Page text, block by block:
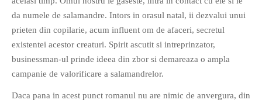
Clasicul „Despre mine…”
Contact
Descarca povestirea Floare
Albastra!
Download 101 Movie
da numele de salamandre. Intors in orasul natal, ii dezvalui unui
prieten din copilarie, acum influent om de afaceri, secretul
existentei acestor creaturi. Spirit ascutit si intreprinzator,
businessman-ul prinde ideea din zbor si demareaza o ampla
campanie de valorificare a salamandrelor.
Daca pana in acest punct romanul nu are nimic de anvergura, din